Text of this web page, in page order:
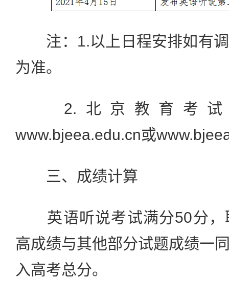
注：1.以上日程安排如有调
为准。
2.北京教育考试
www.bjeea.edu.cn或
三、成绩计算
英语听说考试满分50分，
高成绩与其他部分试题成绩一
入高考总分。